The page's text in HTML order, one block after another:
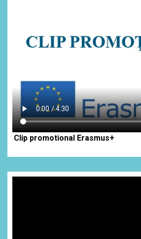
Clip promotional Erasmus+